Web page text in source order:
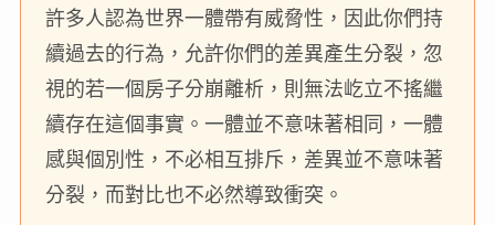
許多人認為世界一體帶有威脅性，因此你們持
續過去的行為，允許你們的差異產生分裂，忽
視的若一個房子分崩離析，則無法屹立不搖繼
續存在這個事實。一體並不意味著相同，一體
感與個別性，不必相互排斥，差異並不意味著
分裂，而對比也不必然導致衝突。